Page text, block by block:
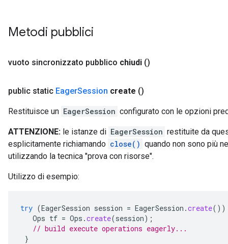
Metodi pubblici
vuoto sincronizzato pubblico chiudi ()
public static EagerSession create ()
Restituisce un EagerSession configurato con le opzioni
ATTENZIONE: le istanze di EagerSession restituite da
esplicitamente richiamando close() quando non sono più
utilizzando la tecnica "prova con risorse".
Utilizzo di esempio:
try (EagerSession session = EagerSession .create())
Ops tf = Ops .create(session);
// build execute operations eagerly...
}